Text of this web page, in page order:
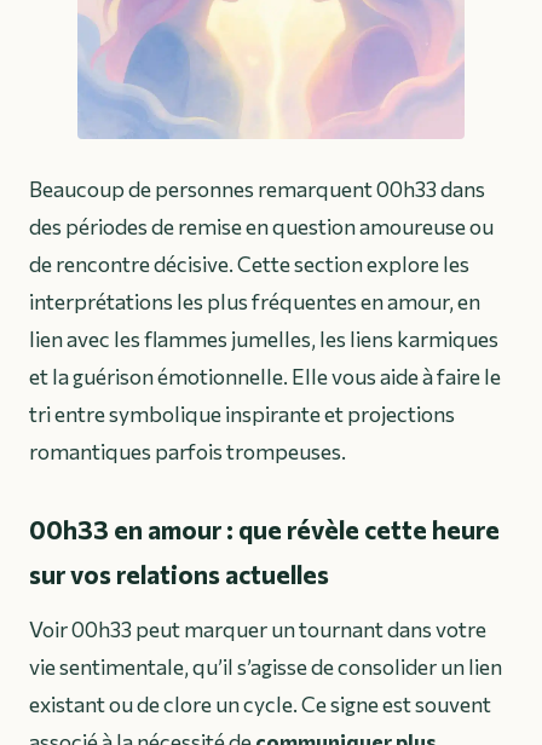
Beaucoup de personnes remarquent 00h33 dans
des périodes de remise en question amoureuse ou
de rencontre décisive. Cette section explore les
interprétations les plus fréquentes en amour, en
lien avec les flammes jumelles, les liens karmiques
et la guérison émotionnelle. Elle vous aide à faire le
tri entre symbolique inspirante et projections
romantiques parfois trompeuses.
00h33 en amour : que révèle cette heure
sur vos relations actuelles
Voir 00h33 peut marquer un tournant dans votre
vie sentimentale, qu’il s’agisse de consolider un lien
existant ou de clore un cycle. Ce signe est souvent